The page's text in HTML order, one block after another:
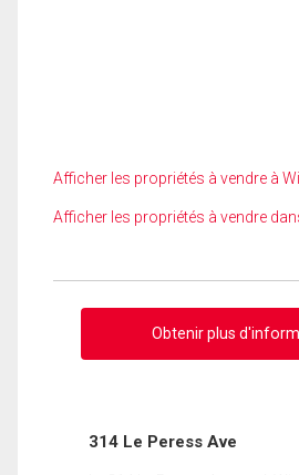
Afficher les propriétés à vendre à
Afficher les propriétés à vendre
Obtenir plus
314 Le Peress Ave